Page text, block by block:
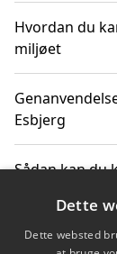
Hvordan du
miljøet
Esbjerg
Sådan kan du
Hvordan
Dette
Dette websted